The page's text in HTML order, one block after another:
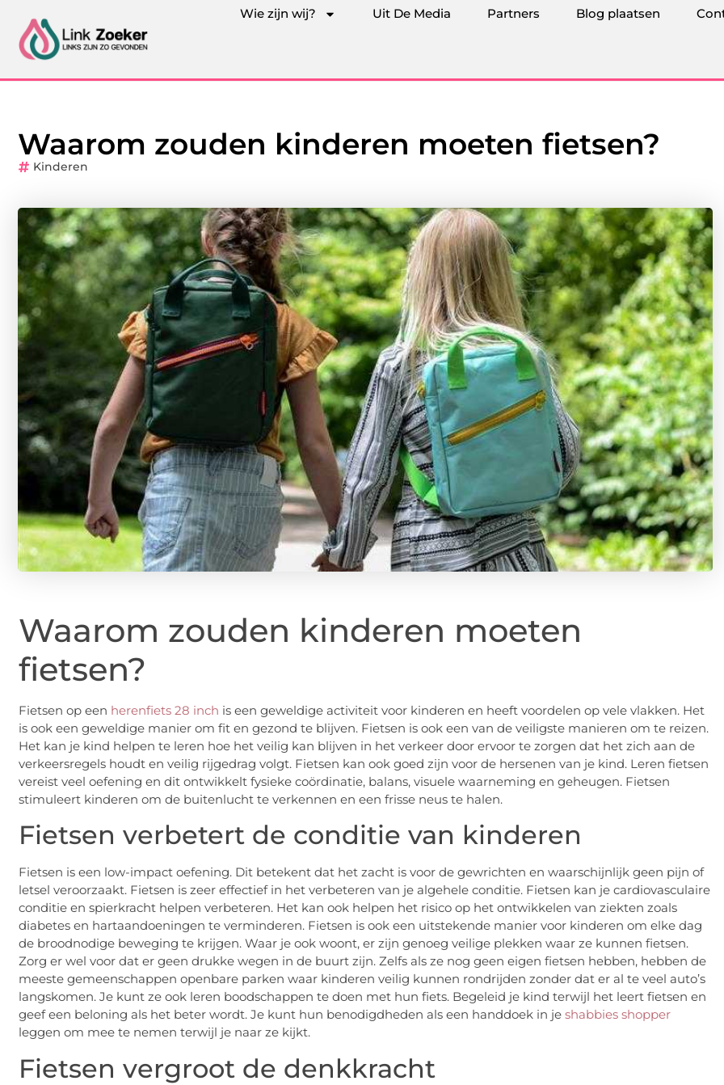
Wie zijn wij? Uit De Media Partners Blog plaatsen
Waarom zouden kinderen moeten fietsen?
Kinderen
Waarom zouden kinderen moeten
fietsen?
Fietsen op een herenfiets 28 inch is een geweldige activiteit voor kinderen en heeft voordelen op vele vlakken. Het
is ook een geweldige manier om fit en gezond te blijven. Fietsen is ook een van de veiligste manieren om te reizen.
Het kan je kind helpen te leren hoe het veilig kan blijven in het verkeer door ervoor te zorgen dat het zich aan de
verkeersregels houdt en veilig rijgedrag volgt. Fietsen kan ook goed zijn voor de hersenen van je kind. Leren fietsen
vereist veel oefening en dit ontwikkelt fysieke coördinatie, balans, visuele waarneming en geheugen. Fietsen
stimuleert kinderen om de buitenlucht te verkennen en een frisse neus te halen.
Fietsen verbetert de conditie van kinderen
Fietsen is een low-impact oefening. Dit betekent dat het zacht is voor de gewrichten en waarschijnlijk geen pijn of
letsel veroorzaakt. Fietsen is zeer effectief in het verbeteren van je algehele conditie. Fietsen kan je cardiovasculaire
conditie en spierkracht helpen verbeteren. Het kan ook helpen het risico op het ontwikkelen van ziekten zoals
diabetes en hartaandoeningen te verminderen. Fietsen is ook een uitstekende manier voor kinderen om elke dag
de broodnodige beweging te krijgen. Waar je ook woont, er zijn genoeg veilige plekken waar ze kunnen fietsen.
Zorg er wel voor dat er geen drukke wegen in de buurt zijn. Zelfs als ze nog geen eigen fietsen hebben, hebben de
meeste gemeenschappen openbare parken waar kinderen veilig kunnen rondrijden zonder dat er al te veel auto’s
langskomen. Je kunt ze ook leren boodschappen te doen met hun fiets. Begeleid je kind terwijl het leert fietsen en
geef een beloning als het beter wordt. Je kunt hun benodigdheden als een handdoek in je shabbies shopper
leggen om mee te nemen terwijl je naar ze kijkt.
Fietsen vergroot de denkkracht